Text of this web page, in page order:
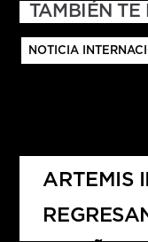
TAMBIÉN TE
NOTICIA
ARTEMIS